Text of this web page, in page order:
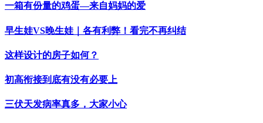
一箱有份量的鸡蛋—来自妈妈的爱
早生娃VS晚生娃｜各有利弊！看完不再纠结
这样设计的房子如何？
初高衔接到底有没有必要上
三伏天发病率真多，大家小心